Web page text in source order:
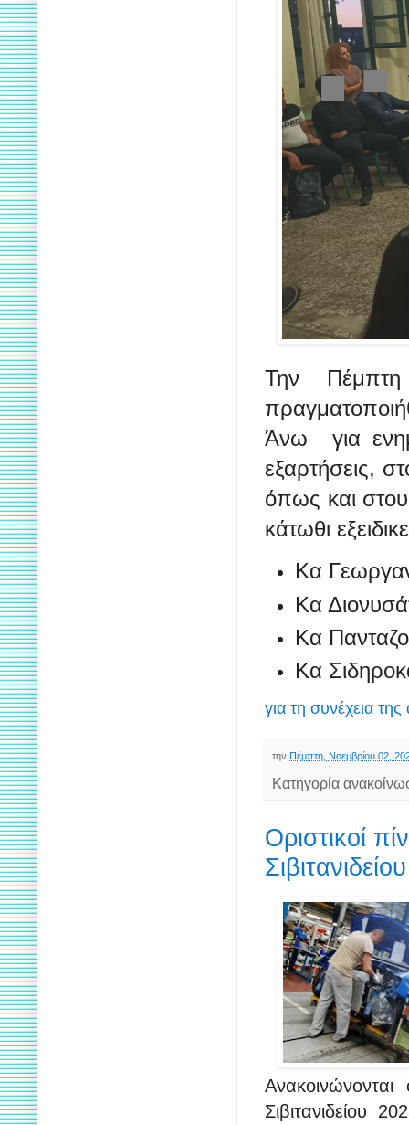
Την
Άνω για
εξαρτήσεις,
όπως και
κάτωθι
Κα
Κα
Κα
Κα
για τη συνέχεια
την Πέμπτη, Νοεμβρίου 02,
Κατηγορία
Οριστικοί
Σιβιτανιδείου